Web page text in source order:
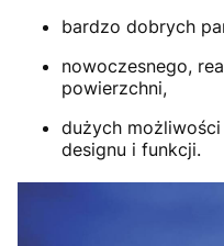
bardzo dobrych
nowoczesnego,
powierzchni,
dużych
designu i funkcji.